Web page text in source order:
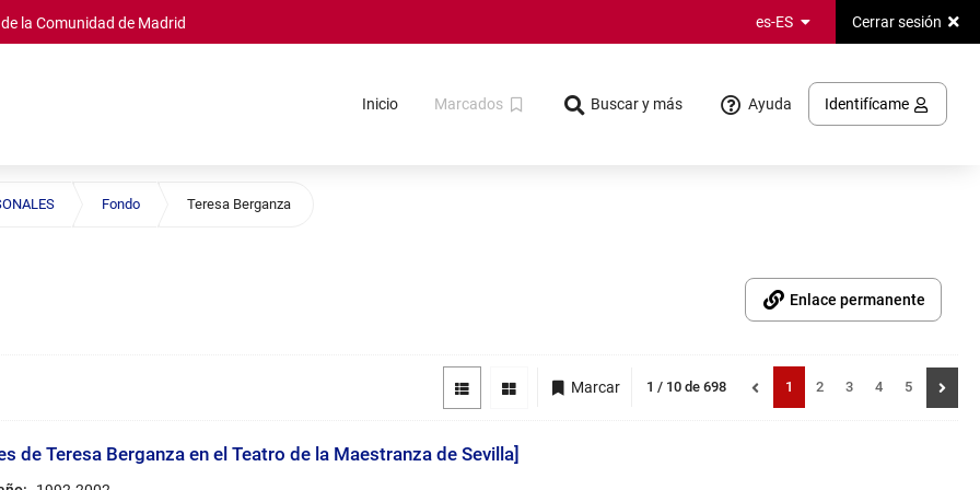
la Comunidad de Madrid es-ES Cerrar sesión
Inicio Marcados Buscar y más Ayuda Identifícame
Fondo Teresa Berganza
Enlace permanente
Marcar
Mostrando
1 / 10 de 698resultadosPágina
1 Página
2 Página
3 Página
4 Página
5
de Teresa Berganza en el Teatro de la Maestranza de Sevilla]